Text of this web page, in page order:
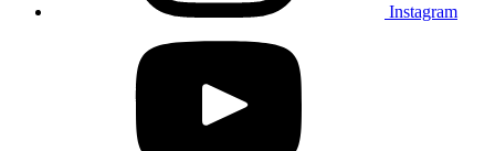
Instagram